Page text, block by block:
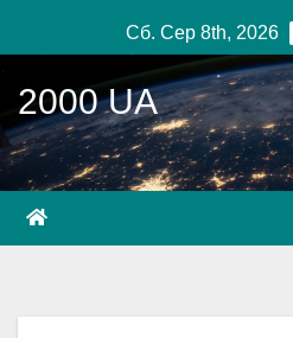
до
вмісту
Сб. Сер 8th, 2026
2000 UA